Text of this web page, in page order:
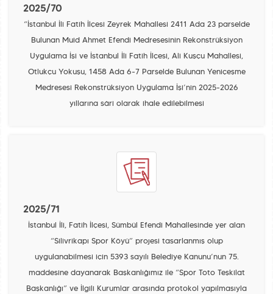
2025/70
“İstanbul İli Fatih İlçesi Zeyrek Mahallesi 2411 Ada 23 parselde
Bulunan Muid Ahmet Efendi Medresesinin Rekonstrüksiyon
Uygulama İşi ve İstanbul İli Fatih İlçesi, Ali Kuşçu Mahallesi,
Otlukçu Yokuşu, 1458 Ada 6-7 Parselde Bulunan Yeniçeşme
Medresesi Rekonstrüksiyon Uygulama İşi’nin 2025-2026
yıllarına sâri olarak ihale edilebilmesi
2025/71
İstanbul İli, Fatih İlçesi, Sümbül Efendi Mahallesinde yer alan
“Silivrikapı Spor Köyü” projesi tasarlanmış olup
uygulanabilmesi için 5393 sayılı Belediye Kanunu’nun 75.
maddesine dayanarak Başkanlığımız ile “Spor Toto Teşkilat
Başkanlığı” ve İlgili Kurumlar arasında protokol yapılmasıyla